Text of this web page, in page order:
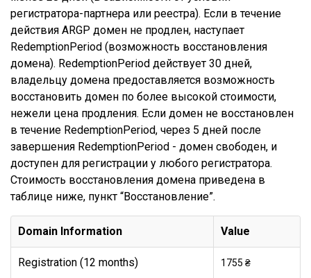
регистратора-партнера или реестра). Если в течение
действия ARGP домен не продлен, наступает
RedemptionPeriod (возможность восстановления
домена). RedemptionPeriod действует 30 дней,
владельцу домена предоставляется возможность
восстановить домен по более высокой стоимости,
нежели цена продления. Если домен не восстановлен
в течение RedemptionPeriod, через 5 дней после
завершения RedemptionPeriod - домен свободен, и
доступен для регистрации у любого регистратора.
Стоимость восстановления домена приведена в
таблице ниже, пункт “Восстановление”.
Domain Information Value
Registration (12 months) 1755 ₴